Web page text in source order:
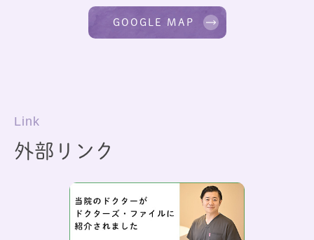
GOOGLE MAP
Link
外部リンク